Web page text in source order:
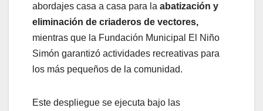
abordajes casa a casa para la abatización y
eliminación de criaderos de vectores,
mientras que la Fundación Municipal El Niño
Simón garantizó actividades recreativas para
los más pequeños de la comunidad.
​Este despliegue se ejecuta bajo las